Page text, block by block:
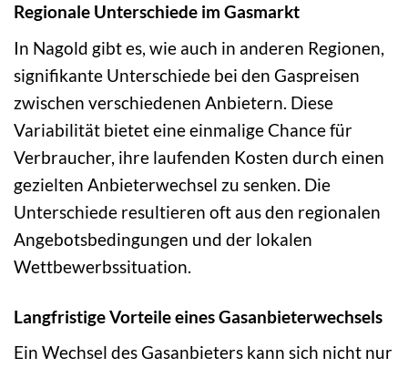
Regionale Unterschiede im Gasmarkt
In Nagold gibt es, wie auch in anderen Regionen,
signifikante Unterschiede bei den Gaspreisen
zwischen verschiedenen Anbietern. Diese
Variabilität bietet eine einmalige Chance für
Verbraucher, ihre laufenden Kosten durch einen
gezielten Anbieterwechsel zu senken. Die
Unterschiede resultieren oft aus den regionalen
Angebotsbedingungen und der lokalen
Wettbewerbssituation.
Langfristige Vorteile eines Gasanbieterwechsels
Ein Wechsel des Gasanbieters kann sich nicht nur